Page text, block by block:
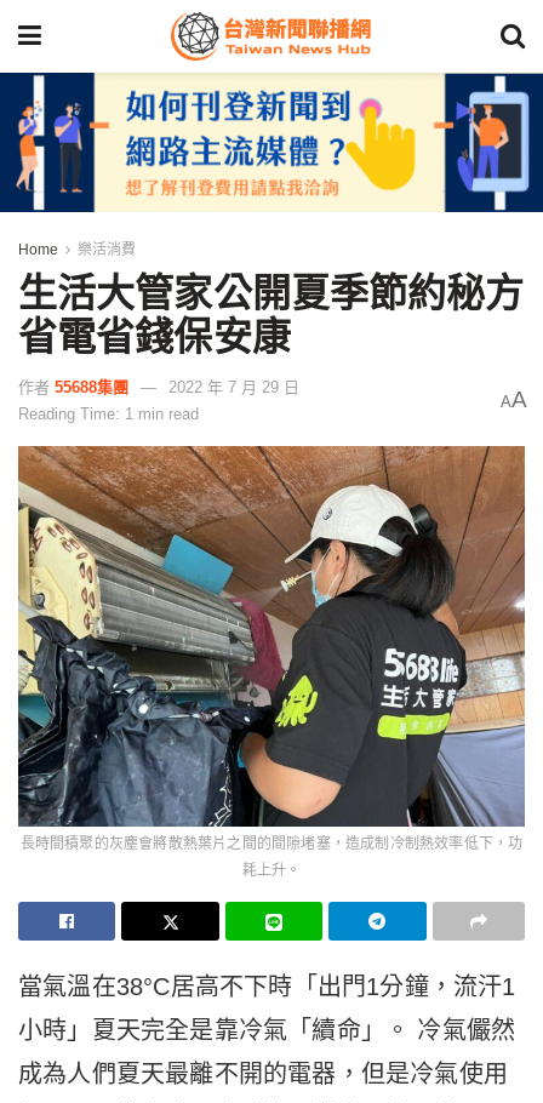
Home 樂活消費
生活大管家公開夏季節約秘方
省電省錢保安康
作者 55688集團
2022 年 7 月 29 日
Reading Time: 1 min read
AA
長時間積聚的灰塵會將散熱葉片之間的間隙堵塞，造成制冷制熱效率低下，功
耗上升。
當氣溫在38°C居高不下時「出門1分鐘，流汗1
小時」夏天完全是靠冷氣「續命」。 冷氣儼然
成為人們夏天最離不開的電器，但是冷氣使用